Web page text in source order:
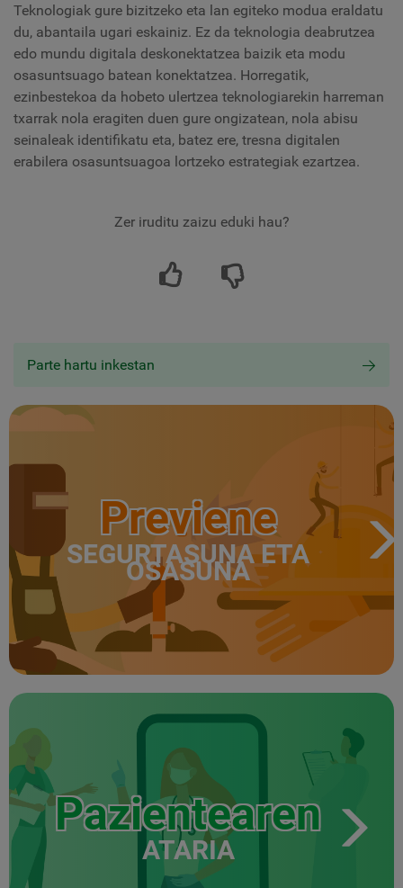
Teknologiak gure bizitzeko eta lan egiteko modua eraldatu
du, abantaila ugari eskainiz. Ez da teknologia deabrutzea
edo mundu digitala deskonektatzea baizik eta modu
osasuntsuago batean konektatzea. Horregatik,
ezinbestekoa da hobeto ulertzea teknologiarekin harreman
txarrak nola eragiten duen gure ongizatean, nola abisu
seinaleak identifikatu eta, batez ere, tresna digitalen
erabilera osasuntsuagoa lortzeko estrategiak ezartzea.
Zer iruditu zaizu eduki hau?
Parte hartu inkestan
Previene
SEGURTASUNA ETA
OSASUNA
Pazientearen
ATARIA